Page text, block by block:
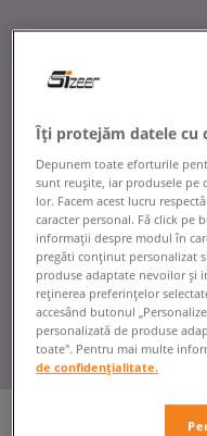
Îți protejăm datele cu
Depunem toate eforturile
sunt reușite, iar produsele pe
lor. Facem acest lucru
caracter personal. Fă click pe
informații despre modul în
pregăti conținut personalizat
produse adaptate nevoilor și
reținerea preferințelor
accesând butonul
personalizată de produse
toate". Pentru mai multe
de confidențialitate.